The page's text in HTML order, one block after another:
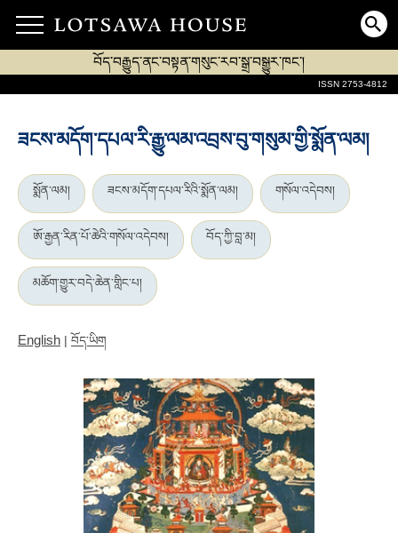
བོད་བརྒྱུད་ནང་བསྟན་གསུང་རབ་སྒྲ་བསྒྱུར་ཁང་།
ISSN 2753-4812
ཟངས་མདོག་དཔལ་རི་རྒྱུ་ལམ་འབྲས་བུ་གསུམ་གྱི་སྨོན་ལམ།
སྨོན་ལམ། ཟངས་མདོག་དཔལ་རིའི་སྨོན་ལམ། གསོལ་འདེབས།
ཨོ་རྒྱན་རིན་པོ་ཆེའི་གསོལ་འདེབས། བོད་ཀྱི་བླ་མ།
མཆོག་གྱུར་བདེ་ཆེན་གླིང་པ།
English | བོད་ཡིག